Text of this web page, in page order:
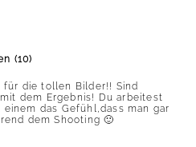
die tollen Bilder!! Sind
dem Ergebnis! Du arbeitest
das Gefühl,dass man gar
dem Shooting 🙂